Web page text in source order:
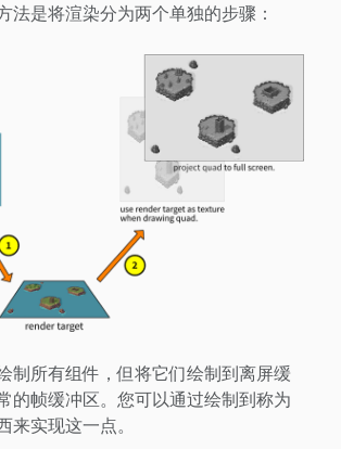
法是将渲染分为两个单独的步骤：
制所有组件，但将它们绘制到离屏缓
的帧缓冲区。您可以通过绘制到称为
来实现这一点。